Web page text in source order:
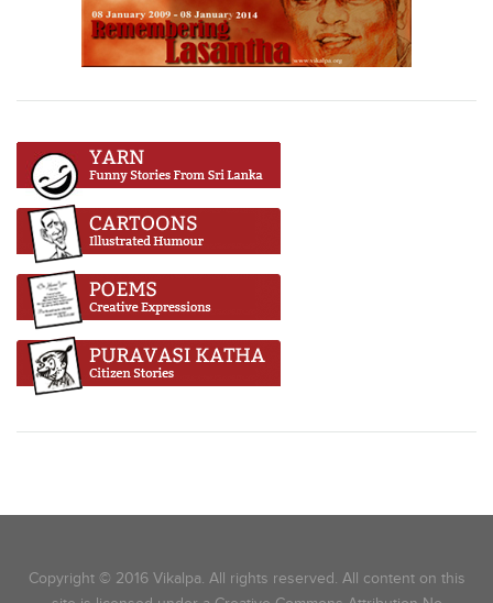
Copyright © 2016 Vikalpa. All rights reserved. All content on this